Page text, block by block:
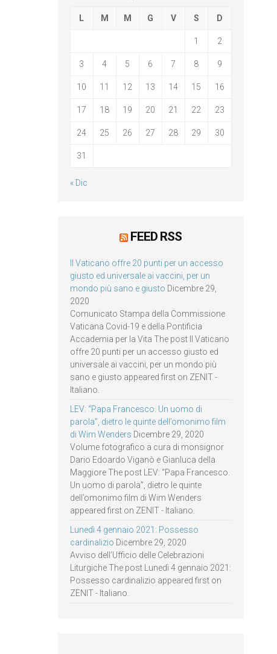
L M M G V S D
1 2
3 4 5 6 7 8 9
10 11 12 13 14 15 16
17 18 19 20 21 22 23
24 25 26 27 28 29 30
31
« Dic
FEED RSS
Il Vaticano offre 20 punti per un accesso
giusto ed universale ai vaccini, per un
mondo più sano e giusto Dicembre 29,
2020
Comunicato Stampa della Commissione
Vaticana Covid-19 e della Pontificia
Accademia per la Vita The post Il Vaticano
offre 20 punti per un accesso giusto ed
universale ai vaccini, per un mondo più
sano e giusto appeared first on ZENIT -
Italiano.
LEV: “Papa Francesco. Un uomo di
parola”, dietro le quinte dell’omonimo film
di Wim Wenders Dicembre 29, 2020
Volume fotografico a cura di monsignor
Dario Edoardo Viganò e Gianluca della
Maggiore The post LEV: “Papa Francesco.
Un uomo di parola”, dietro le quinte
dell’omonimo film di Wim Wenders
appeared first on ZENIT - Italiano.
Lunedì 4 gennaio 2021: Possesso
cardinalizio Dicembre 29, 2020
Avviso dell’Ufficio delle Celebrazioni
Liturgiche The post Lunedì 4 gennaio 2021:
Possesso cardinalizio appeared first on
ZENIT - Italiano.